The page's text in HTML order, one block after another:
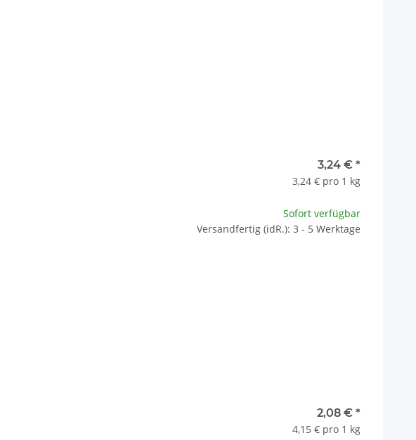
3,24 € *
3,24 € pro 1 kg
Sofort verfügbar
Versandfertig (idR.): 3 - 5 Werktage
2,08 € *
4,15 € pro 1 kg